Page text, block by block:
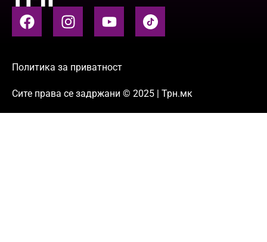
Политика за приватност
Сите права се задржани © 2025 | Трн.мк